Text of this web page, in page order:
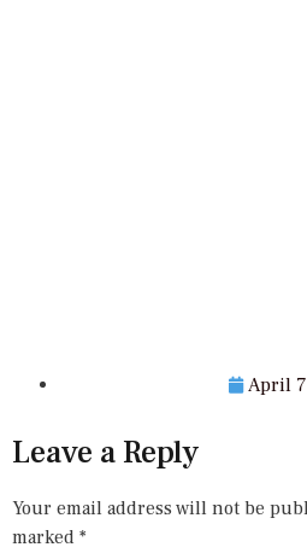
April
Leave a Reply
Your email address will not be
marked *